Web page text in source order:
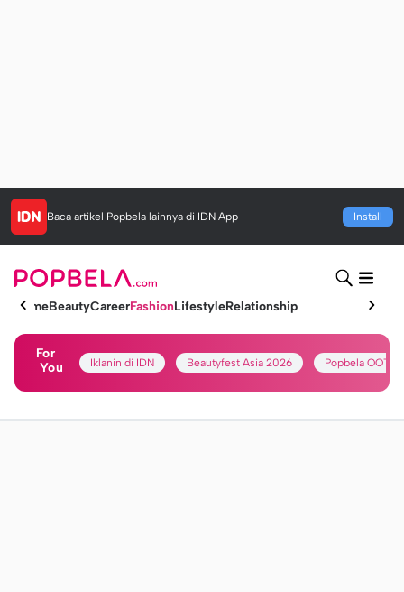
Baca artikel Popbela lainnya di IDN App Install
HomeBeautyCareerFashionLifestyleRelationship
For
You
Iklanin di IDN Beautyfest Asia 2026 Popbela OOTD